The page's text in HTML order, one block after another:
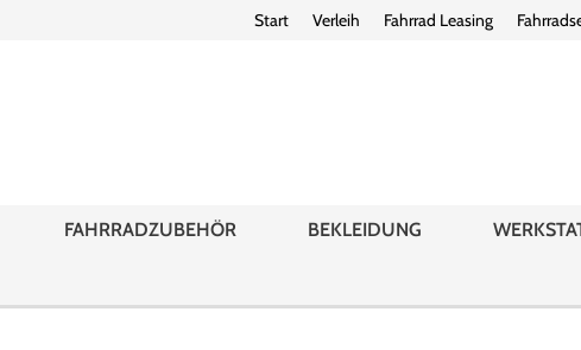
Start Verleih Fahrrad Leasing
FAHRRADZUBEHÖR BEKLEIDUNG